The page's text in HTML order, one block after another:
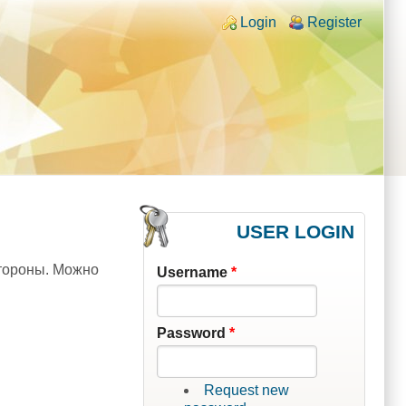
Login links
Login Register
Можно
USER LOGIN
Username *
Password *
Request new